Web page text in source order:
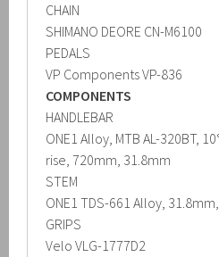
CHAIN
SHIMANO DEORE CN-M6100
PEDALS
VP Components VP-836
COMPONENTS
HANDLEBAR
ONE1 Alloy, MTB AL-320BT,
rise, 720mm, 31.8mm
STEM
ONE1 TDS-661 Alloy,
GRIPS
Velo VLG-1777D2